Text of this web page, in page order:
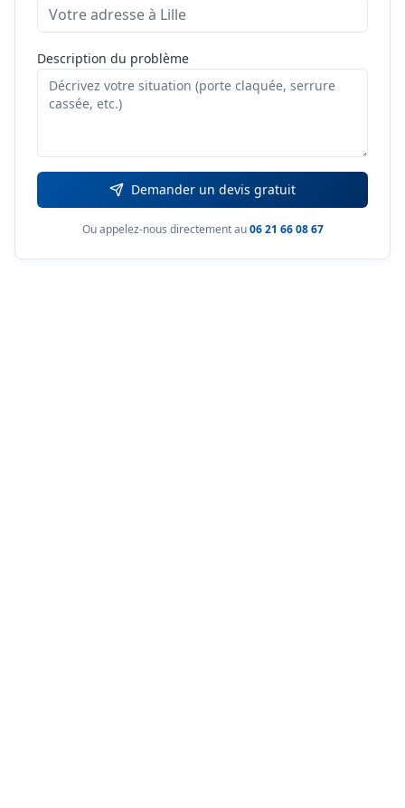
Description du problème
Demander un devis gratuit
Ou appelez-nous directement au06 21 66 08 67